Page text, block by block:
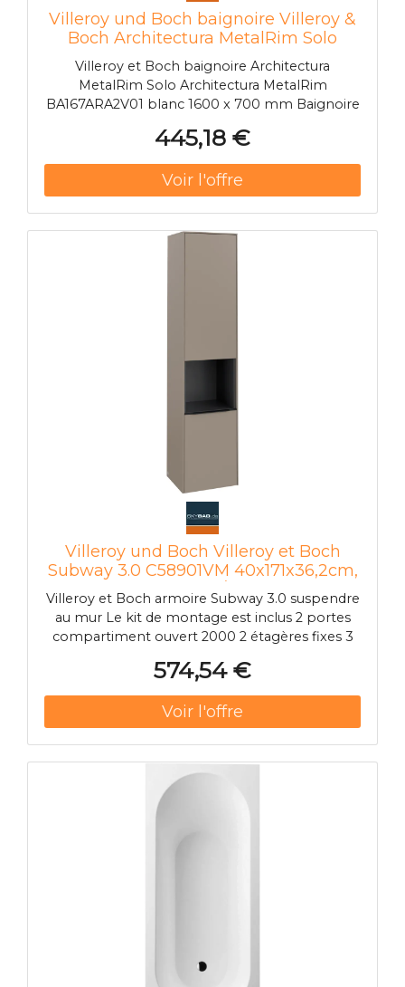
Villeroy und Boch baignoire Villeroy &
Boch Architectura MetalRim Solo
BA167ARA2V01 160 x 70 cm, blanc
Villeroy et Boch baignoire Architectura
MetalRim Solo Architectura MetalRim
BA167ARA2V01 blanc 1600 x 700 mm Baignoire
pas inclus en standard.
445,18 €
Villeroy und Boch Villeroy et Boch
Subway 3.0 C58901VM 40x171x36,2cm,
charnière à droite / poignée noir
volcan, taupe
Villeroy et Boch armoire Subway 3.0 suspendre
au mur Le kit de montage est inclus 2 portes
compartiment ouvert 2000 2 étagères fixes 3
574,54 €